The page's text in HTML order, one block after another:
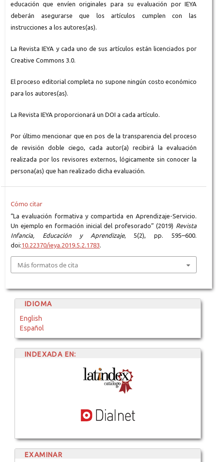
educación que envíen originales para su evaluación por IEYA
deberán asegurarse que los artículos cumplen con las
instrucciones a los autores(as).
La Revista IEYA y cada uno de sus artículos están licenciados por
Creative Commons 3.0.
El proceso editorial completa no supone ningún costo económico
para los autores(as).
La Revista IEYA proporcionará un DOI a cada artículo.
Por último mencionar que en pos de la transparencia del proceso
de revisión doble ciego, cada autor(a) recibirá la evaluación
realizada por los revisores externos, lógicamente sin conocer la
persona(as) que han realizado dicha evaluación.
Cómo citar
“La evaluación formativa y compartida en Aprendizaje-Servicio.
Un ejemplo en formación inicial del profesorado” (2019) Revista
Infancia, Educación y Aprendizaje, 5(2), pp. 595–600.
doi:10.22370/ieya.2019.5.2.1783.
Más formatos de cita
IDIOMA
English
Español
INDEXADA EN:
EXAMINAR